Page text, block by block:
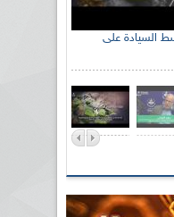
الجزائرية تحي الذكرى 59 لبسط السيادة على